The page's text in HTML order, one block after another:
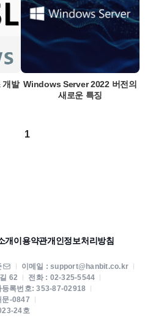
개발 Windows Server 2022 버전의
새로운 특징
1
개 이용약관개인정보처리방침
이메일 : support@hanbit.co.kr
62
전화 : 02-325-5544
등록번호: 353-87-02918
문-0847
24호